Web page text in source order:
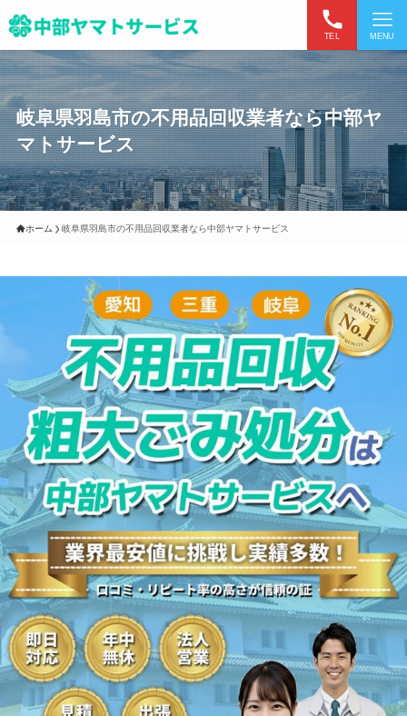
TEL MENU
岐阜県羽島市の不用品回収業者なら中部ヤ
マトサービス
ホーム 岐阜県羽島市の不用品回収業者なら中部ヤマトサービス